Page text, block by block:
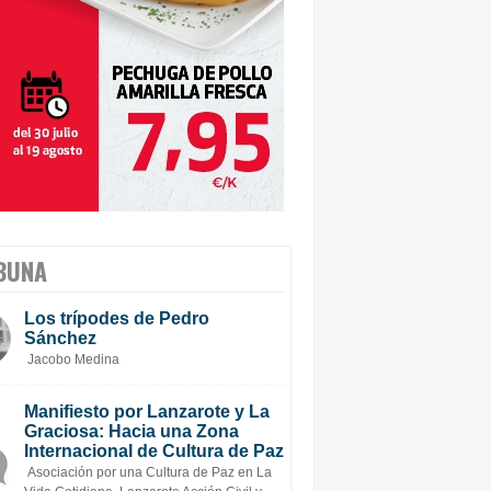
Los trípodes de Pedro
Sánchez
Jacobo Medina
Manifiesto por Lanzarote y La
Graciosa: Hacia una Zona
Internacional de Cultura de Paz
Asociación por una Cultura de Paz en La